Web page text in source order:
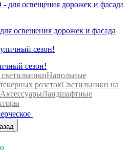
освещения дорожек и фасада
сезон!
Напольные
розетокСветильники на
АксессуарыЛандшафтные